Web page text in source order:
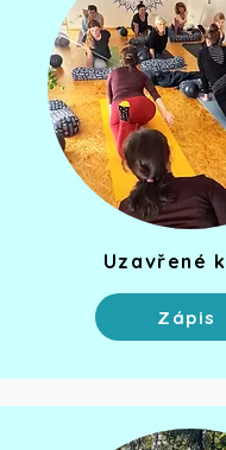
Uzavřené
Zápis